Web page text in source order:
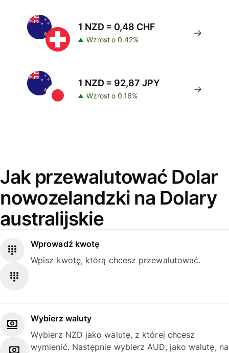
1 NZD = 0,48 CHF
Wzrost o 0.42%
1 NZD = 92,87 JPY
Wzrost o 0.16%
Jak przewalutować Dolar
nowozelandzki na Dolary
australijskie
Wprowadź kwotę
Wpisz kwotę, którą chcesz przewalutować.
Wybierz waluty
Wybierz NZD jako walutę, z której chcesz
wymienić. Następnie wybierz AUD, jako walutę, na